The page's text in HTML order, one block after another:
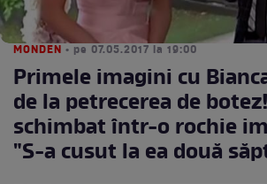
MONDEN • pe 07.05.2017 la 19:00
Primele imagini cu
de la petrecerea de
schimbat într-o rochie
"S-a cusut la ea două